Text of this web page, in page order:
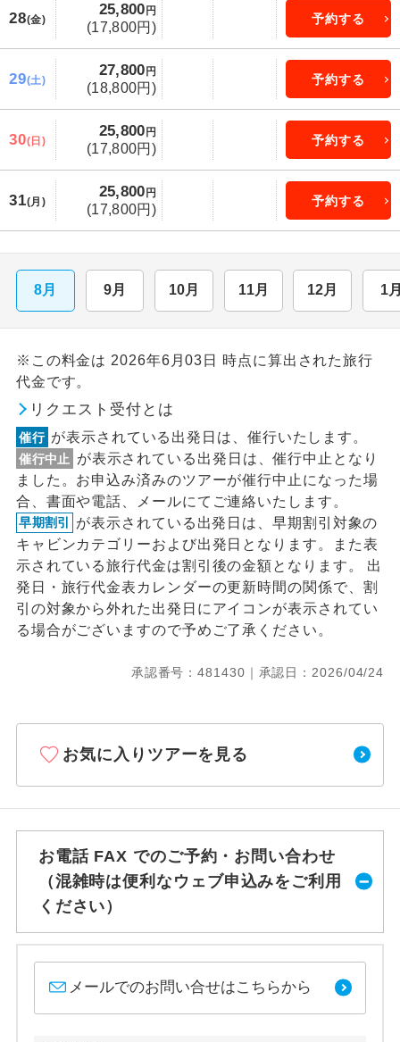
28(金)
25,800 円
(17,800円)
予約する
29(土)
27,800 円
(18,800円)
予約する
30(日)
25,800 円
(17,800円)
予約する
31(月)
25,800 円
(17,800円)
予約する
8月 9月 10月 11月 12月 1
※この料金は 2026年6月03日 時点に算出された旅行
代金です。
リクエスト受付とは
催行 が表示されている出発日は、催行いたします。
催行中止
が表示されている出発日は、催行中止となり
ました。お申込み済みのツアーが催行中止になった場
合、書面や電話、メールにてご連絡いたします。
早期割引
が表示されている出発日は、早期割引対象の
キャビンカテゴリーおよび出発日となります。また表
示されている旅行代金は割引後の金額となります。 出
発日・旅行代金表カレンダーの更新時間の関係で、割
引の対象から外れた出発日にアイコンが表示されてい
る場合がございますので予めご了承ください。
承認番号：481430｜承認日：2026/04/24
お気に入りツアーを見る
お電話 FAX でのご予約・お問い合わせ
（混雑時は便利なウェブ申込みをご利用
ください）
メールでのお問い合せはこちらから